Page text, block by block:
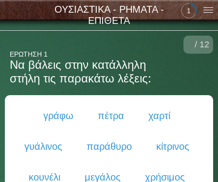
ΟΥΣΙΑΣΤΙΚΑ - ΡΗΜΑΤΑ -
ΕΠΙΘΕΤΑ
1
/ 12
ΕΡΩΤΗΣΗ 1
Να βάλεις στην κατάλληλη
στήλη τις παρακάτω λέξεις:
γράφω πέτρα χαρτί
γυάλινος παράθυρο κίτρινος
κουνέλι μεγάλος χρήσιμος